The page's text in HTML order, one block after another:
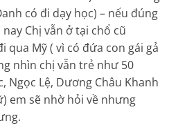
có đi dạy học) – nếu đúng
Chị vẫn ở tại chổ cũ
qua Mỹ ( vì có đứa con gái gả
nhìn chị vẫn trẻ như 50
Ngọc Lệ, Dương Châu Khanh
em sẽ nhờ hỏi về nhưng